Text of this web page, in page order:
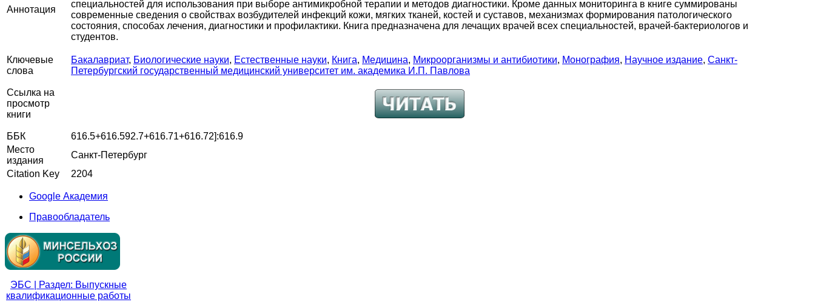
Аннотация
специальностей для использования при выборе антимикробной терапии и методов диагностики. Кроме данных мониторинга в книге суммированы
современные сведения о свойствах возбудителей инфекций кожи, мягких тканей, костей и суставов, механизмах формирования патологического
состояния, способах лечения, диагностики и профилактики. Книга предназначена для лечащих врачей всех специальностей, врачей-бактериологов и
студентов.
Ключевые
слова
Бакалавриат, Биологические науки, Естественные науки, Книга, Медицина, Микроорганизмы и антибиотики, Монография, Научное издание, Санкт-
Петербургский государственный медицинский университет им. академика И.П. Павлова
Ссылка на
просмотр
книги
ББК
616.5+616.592.7+616.71+616.72]:616.9
Место
издания
Санкт-Петербург
Citation Key
2204
Google Академия
Правообладатель
ЭБС | Раздел: Выпускные
квалификационные работы